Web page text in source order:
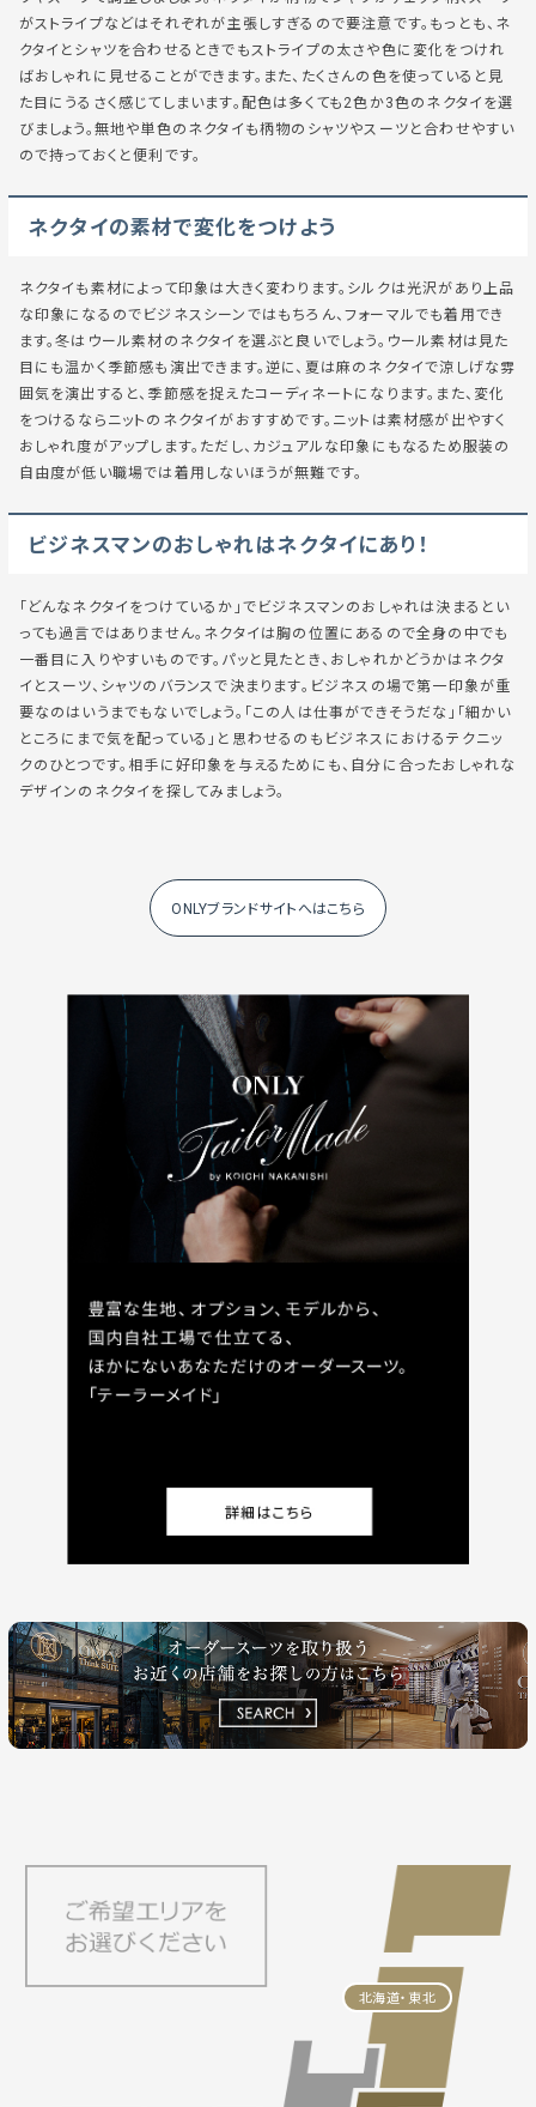
がストライプなどはそれぞれが主張しすぎるので要注意です。もっとも、ネ
クタイとシャツを合わせるときでもストライプの太さや色に変化をつけれ
ばおしゃれに見せることができます。また、たくさんの色を使っていると見
た目にうるさく感じてしまいます。配色は多くても2色か3色のネクタイを選
びましょう。無地や単色のネクタイも柄物のシャツやスーツと合わせやすい
ので持っておくと便利です。
ネクタイの素材で変化をつけよう
ネクタイも素材によって印象は大きく変わります。シルクは光沢があり上品
な印象になるのでビジネスシーンではもちろん、フォーマルでも着用でき
ます。冬はウール素材のネクタイを選ぶと良いでしょう。ウール素材は見た
目にも温かく季節感も演出できます。逆に、夏は麻のネクタイで涼しげな雰
囲気を演出すると、季節感を捉えたコーディネートになります。また、変化
をつけるならニットのネクタイがおすすめです。ニットは素材感が出やすく
おしゃれ度がアップします。ただし、カジュアルな印象にもなるため服装の
自由度が低い職場では着用しないほうが無難です。
ビジネスマンのおしゃれはネクタイにあり！
「どんなネクタイをつけているか」でビジネスマンのおしゃれは決まるとい
っても過言ではありません。ネクタイは胸の位置にあるので全身の中でも
一番目に入りやすいものです。パッと見たとき、おしゃれかどうかはネクタ
イとスーツ、シャツのバランスで決まります。ビジネスの場で第一印象が重
要なのはいうまでもないでしょう。「この人は仕事ができそうだな」「細かい
ところにまで気を配っている」と思わせるのもビジネスにおけるテクニッ
クのひとつです。相手に好印象を与えるためにも、自分に合ったおしゃれな
デザインのネクタイを探してみましょう。
ONLYブランドサイトへはこちら
北海道・東北